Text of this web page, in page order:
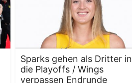
Sparks gehen als Dritter in
die Playoffs / Wings
verpassen Endrunde